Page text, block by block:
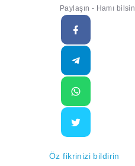
Paylaşın - Hamı bilsin
Öz fikrinizi bildirin